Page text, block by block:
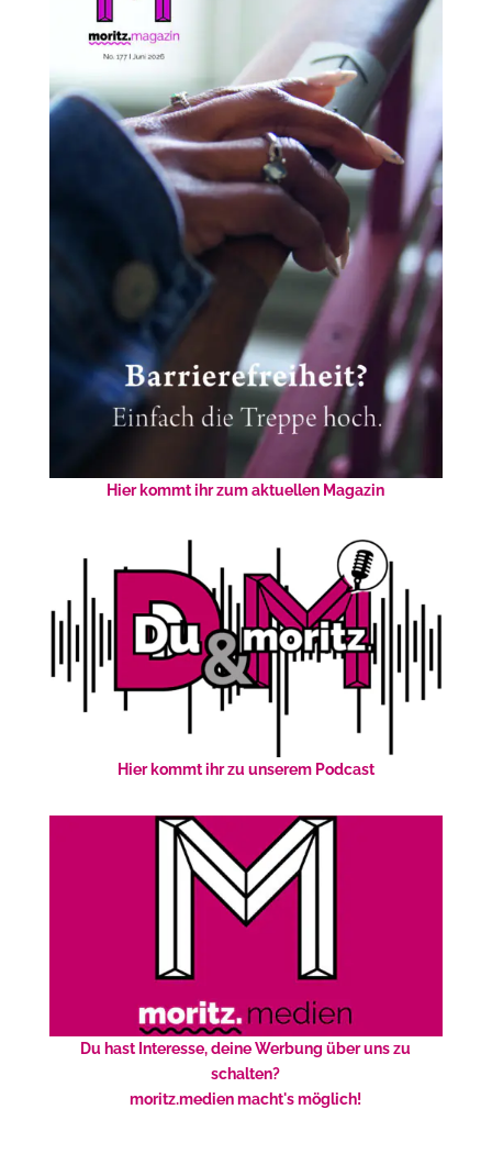
Hier kommt ihr zum aktuellen Magazin
Hier kommt ihr zu unserem Podcast
Du hast Interesse, deine Werbung über uns zu
schalten?
moritz.medien macht's möglich!